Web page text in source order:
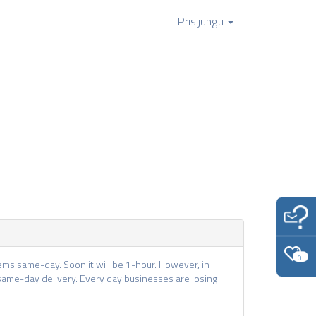
Prisijungti
same-day. Soon it will be 1-hour. However, in
day delivery. Every day businesses are losing
0